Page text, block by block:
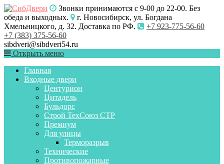
Звонки принимаются с 9-00 до 22-00. Без
обеда и выходных.
г. Новосибирск, ул. Богдана
Хмельницкого, д. 32. Доставка по РФ.
+7 923-775-56-60
+7 (383) 375-56-60
sibdveri@sibdveri54.ru
Открыть меню
Главная
Входные двери
Центурион
Цитадель
Бульдорс
Строй ТехСоюз СТР
Премиум
Для улицы
Терморазрыв
Технические
Противопожарные